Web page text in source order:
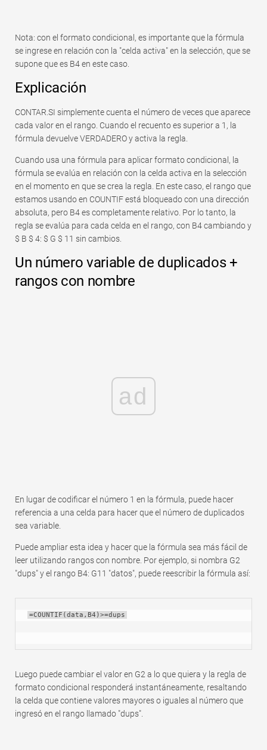
Nota: con el formato condicional, es importante que la fórmula
se ingrese en relación con la "celda activa" en la selección, que se
supone que es B4 en este caso.
Explicación
CONTAR.SI simplemente cuenta el número de veces que aparece
cada valor en el rango. Cuando el recuento es superior a 1, la
fórmula devuelve VERDADERO y activa la regla.
Cuando usa una fórmula para aplicar formato condicional, la
fórmula se evalúa en relación con la celda activa en la selección
en el momento en que se crea la regla. En este caso, el rango que
estamos usando en COUNTIF está bloqueado con una dirección
absoluta, pero B4 es completamente relativo. Por lo tanto, la
regla se evalúa para cada celda en el rango, con B4 cambiando y
$ B $ 4: $ G $ 11 sin cambios.
Un número variable de duplicados +
rangos con nombre
ad
En lugar de codificar el número 1 en la fórmula, puede hacer
referencia a una celda para hacer que el número de duplicados
sea variable.
Puede ampliar esta idea y hacer que la fórmula sea más fácil de
leer utilizando rangos con nombre. Por ejemplo, si nombra G2
"dups" y el rango B4: G11 "datos", puede reescribir la fórmula así:
=COUNTIF(data,B4)>=dups
Luego puede cambiar el valor en G2 a lo que quiera y la regla de
formato condicional responderá instantáneamente, resaltando
la celda que contiene valores mayores o iguales al número que
ingresó en el rango llamado "dups".